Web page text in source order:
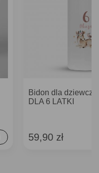
Bidon dla
DLA 6 LATKI
59,90 zł